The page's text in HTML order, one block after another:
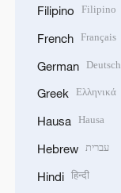
Filipino Filipino
French Français
German Deutsch
Greek Ελληνικά
Hausa Hausa
Hebrew עברית
Hindi हिन्दी